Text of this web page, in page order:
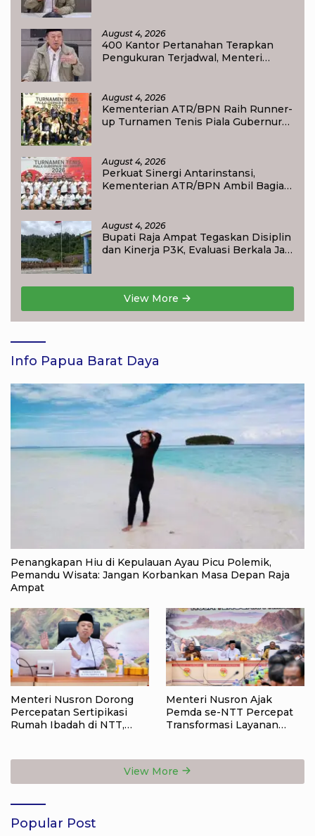
August 4, 2026
400 Kantor Pertanahan Terapkan
Pengukuran Terjadwal, Menteri
August 4, 2026
Kementerian ATR/BPN Raih Runner-
up Turnamen Tenis Piala Gubernur
August 4, 2026
Perkuat Sinergi Antarinstansi,
Kementerian ATR/BPN Ambil Bagian
August 4, 2026
Bupati Raja Ampat Tegaskan Disiplin
dan Kinerja P3K, Evaluasi Berkala Jadi
View More
Info Papua Barat Daya
Penangkapan Hiu di Kepulauan Ayau Picu Polemik,
Pemandu Wisata: Jangan Korbankan Masa Depan Raja
Ampat
Menteri Nusron Dorong
Percepatan Sertipikasi
Rumah Ibadah di NTT,
Menteri Nusron Ajak
Pemda se-NTT Percepat
Transformasi Layanan
12 Hari
View More
Popular Post